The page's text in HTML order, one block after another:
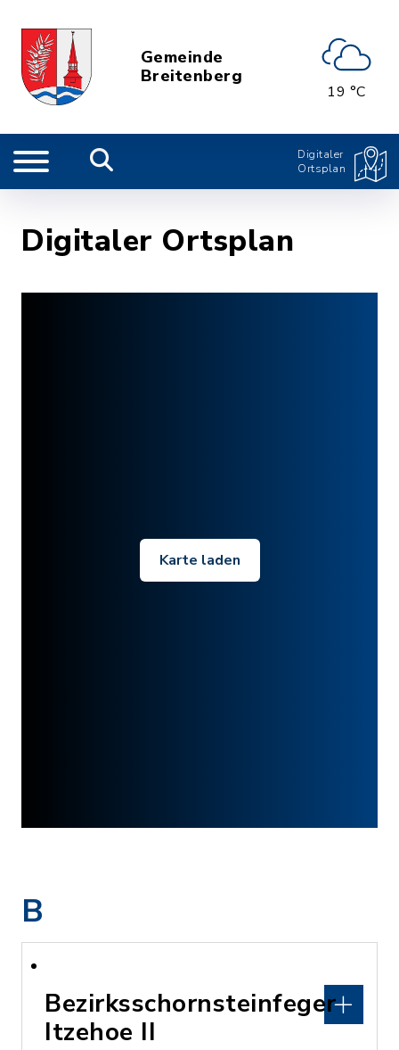
Gemeinde
Breitenberg
19 °C
Digitaler
Ortsplan
Digitaler Ortsplan
Karte laden
B
Bezirksschornsteinfeger
Itzehoe II